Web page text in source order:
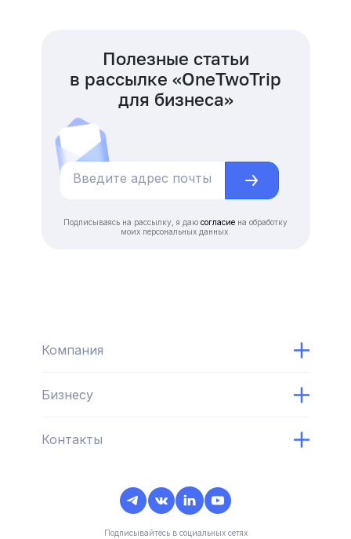
Полезные статьи
в рассылке «OneTwoTrip
для бизнеса»
Подписываясь на рассылку, я даю согласие на обработку
моих персональных данных.
Компания
Бизнесу
Контакты
Подписывайтесь в социальных сетях